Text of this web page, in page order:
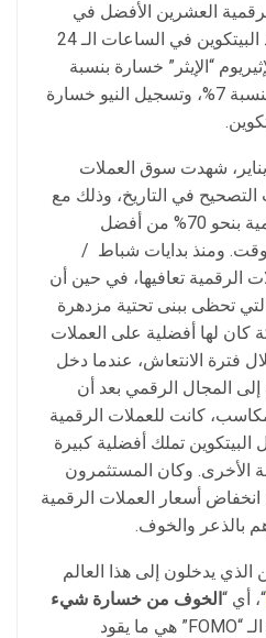
العشرين الأفضل في
السوق العالمية خسارة ضد البيتكوين في الساعات الـ 24
“الإيثر” خسارة بنسبة
5%، واللايت كوين خسارة بنسبة 7%، وتسجيل النيو خسارة
شهدت سوق العملات
في التاريخ، وذلك مع
تراجع معظم العملات الرقمية بنحو 70% من أفضل
ومنذ بدايات شباط /
الرقمية تعافيها، في حين أن
تحظى ببنى تحتية مزدهرة
كان لها أفضلية على العملات
فترة الانتعاش، عندما دخل
المجال الرقمي بعد أن
كانت للعملات الرقمية
البيتكوين تملك أفضلية كبيرة
الأخرى. وكان المستثمرون
أسعار العملات الرقمية
بالذعر والخوف.
يدخلون إلى هذا العالم
“، أي “ الخوف من خسارة شيء
“. ولذلك، فإن كانت حالة الـ “FOMO” هي ما يقود